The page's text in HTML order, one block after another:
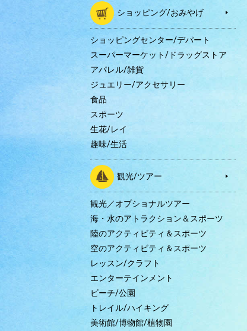
ショッピング/おみやげ
ショッピングセンター/デパート
スーパーマーケット/ドラッグストア
アパレル/雑貨
ジュエリー/アクセサリー
食品
スポーツ
生花/レイ
趣味/生活
観光/ツアー
観光／オプショナルツアー
海・水のアトラクション＆スポーツ
陸のアクティビティ＆スポーツ
空のアクティビティ＆スポーツ
レッスン/クラフト
エンターテインメント
ビーチ/公園
トレイル/ハイキング
美術館/博物館/植物園